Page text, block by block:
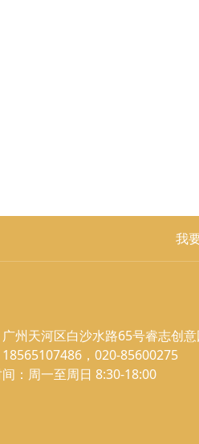
我
州天河区白沙水路65号睿志创意
，020-85600275
：周一至周日 8:30-18:00